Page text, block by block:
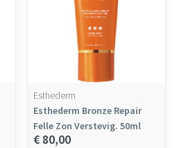
Esthederm
Esthederm Bronze Repair
Felle Zon Verstevig. 50ml
€ 80,00